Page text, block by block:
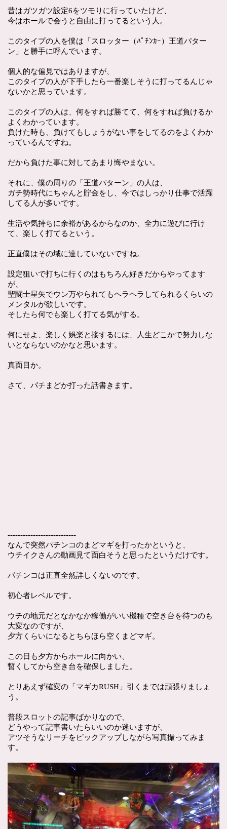
昔はガツガツ設定6をツモりに行っていたけど、
今はホールで会うと自由に打ってるという人。
このタイプの人を僕は「スロッター（ﾊﾟﾁﾝｶｰ）王道パター
ン」と勝手に呼んでいます。
個人的な偏見ではありますが、
このタイプの人が下手したら一番楽しそうに打ってるんじゃ
ないかと思っています。
このタイプの人は、何をすれば勝てて、何をすれば負けるか
よくわかっています。
負けた時も、負けてもしょうがない事をしてるのをよくわか
っているんですね。
だから負けた事に対してあまり悔やまない。
それに、僕の周りの「王道パターン」の人は、
ガチ勢時代にちゃんと貯金をし、今ではしっかり仕事で活躍
してる人が多いです。
生活や気持ちに余裕があるからなのか、全力に遊びに行け
て、楽しく打てるという。
正直僕はその域に達していないですね。
設定狙いで打ちに行くのはもちろん好きだからやってます
が、
聖闘士星矢でウン万やられてもヘラヘラしてられるくらいの
メンタルが欲しいです。
そしたら何でも楽しく打てる気がする。
何にせよ、楽しく娯楽と接するには、人生どこかで努力しな
いとならないのかなと思います。
真面目か。
さて、パチまどか打った話書きます。
---------------------------
なんで突然パチンコのまどマギを打ったかというと、
ウチイクさんの動画見て面白そうと思ったというだけです。
パチンコは正直全然詳しくないのです。
初心者レベルです。
ウチの地元だとなかなか稼働がいい機種で空き台を待つのも
大変なのですが、
夕方くらいになるとちらほら空くまどマギ。
この日も夕方からホールに向かい、
暫くしてから空き台を確保しました。
とりあえず確変の「マギカRUSH」引くまでは頑張りましょ
う。
普段スロットの記事ばかりなので、
どうやって記事書いたらいいのか迷いますが、
アツそうなリーチをピックアップしながら写真撮ってみま
す。